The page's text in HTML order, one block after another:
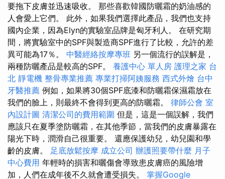
要拖下皮膚並迅速吸收。 那些喜歡韓國防曬霜的奶油感的
人會愛上它們。 此外，如果我們選擇此產品，我們也支持
國內企業，因為Elyn的實驗室品牌是匈牙利人。 在研究期
間，將實驗室中的SPF與製造商SPF進行了比較，允許的差
異可能為17％。 中醫經絡按摩專班 另一個流行的誤解是，
兩種防曬產品是較高的SPF。 養護中心 單人房 護理之家 台
北 靜電機 整骨專業推薦 專業打掃阿姨服務 西式外燴 台中
牙醫推薦 例如，如果將30個SPF底漆和防曬霜保濕霜放在
我們的臉上，則最終不會得到更高的防曬霜。 律師公會 室
內設計圖 清潔公司的費用範圍 但是，這是一個誤解，我們
應該只在夏季塗防曬霜，在其他季節，當我們的皮膚暴露在
陽光下時，潤滑自己很重要。 還應保護幼兒，幼兒園和學
齡的皮膚。 足底放鬆按摩 成立公司 辦護照要帶什麼 月子
中心費用 年輕時的損害和曬傷會導致患皮膚癌的風險增
加，人們在成年後不久就會遭受損失。 掌握Google